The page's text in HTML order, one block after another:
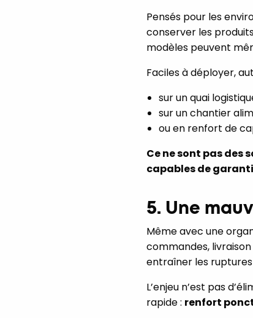
Pensés pour les
conserver les
modèles peuvent
Faciles à déployer,
sur un quai
sur un chantier
ou en renfort de
Ce ne sont pas des
capables de
5. Une
Même avec une
commandes,
entraîner les ruptures
L’enjeu n’est pas
rapide : renfort